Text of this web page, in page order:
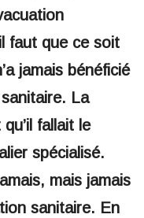
faut que ce soit
jamais bénéficié
sanitaire. La
fallait le
spécialisé.
mais jamais
sanitaire. En